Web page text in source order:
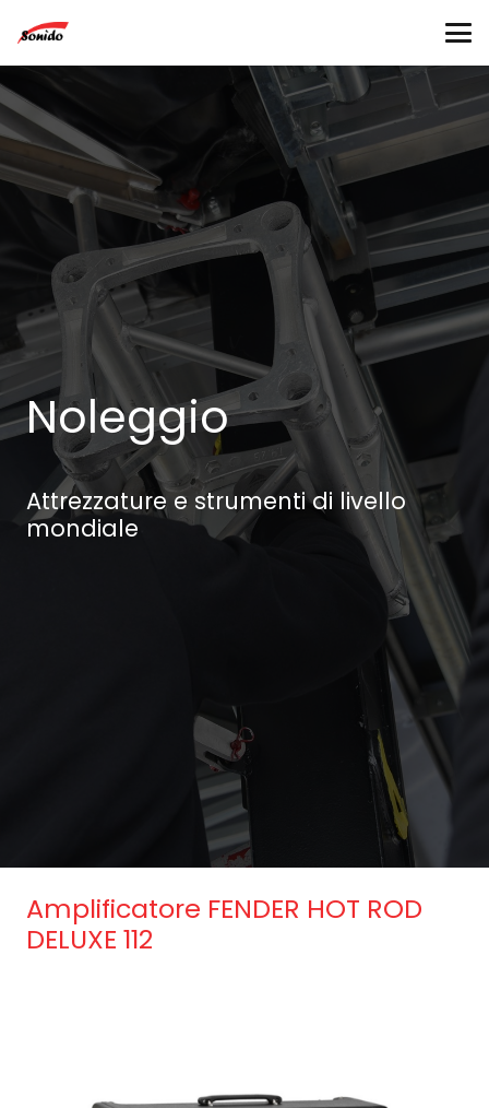
Noleggio
Attrezzature e strumenti di livello
mondiale
Amplificatore FENDER HOT ROD
DELUXE 112